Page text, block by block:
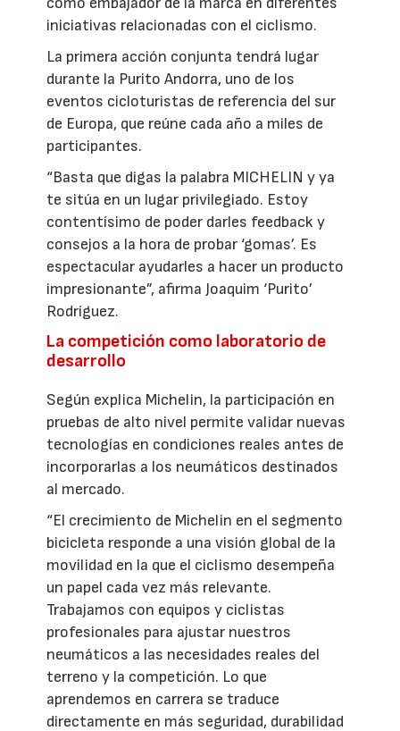
iniciativas relacionadas con el ciclismo.
La primera acción conjunta tendrá lugar
durante la Purito Andorra, uno de los
eventos cicloturistas de referencia del sur
de Europa, que reúne cada año a miles de
participantes.
“Basta que digas la palabra MICHELIN y ya
te sitúa en un lugar privilegiado. Estoy
contentísimo de poder darles feedback y
consejos a la hora de probar ‘gomas’. Es
espectacular ayudarles a hacer un producto
impresionante”, afirma Joaquim ‘Purito’
Rodríguez.
La competición como laboratorio de
desarrollo
Según explica Michelin, la participación en
pruebas de alto nivel permite validar nuevas
tecnologías en condiciones reales antes de
incorporarlas a los neumáticos destinados
al mercado.
“El crecimiento de Michelin en el segmento
bicicleta responde a una visión global de la
movilidad en la que el ciclismo desempeña
un papel cada vez más relevante.
Trabajamos con equipos y ciclistas
profesionales para ajustar nuestros
neumáticos a las necesidades reales del
terreno y la competición. Lo que
aprendemos en carrera se traduce
directamente en más seguridad, durabilidad